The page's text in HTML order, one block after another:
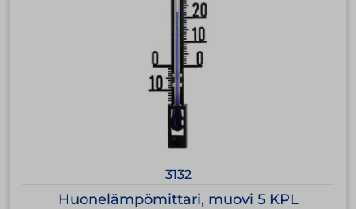
3132
Huonelämpömittari, muovi 5 KPL